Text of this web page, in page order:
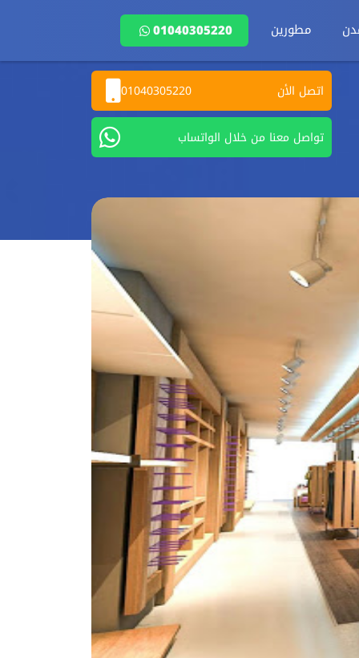
مطورين 01040305220
اتصل الأن 01040305220
تواصل معنا من خلال الواتساب